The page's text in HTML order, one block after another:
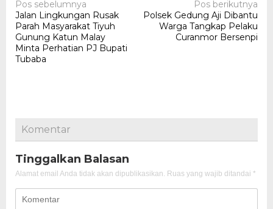
Navigasi
pos
Pos sebelumnya
Jalan Lingkungan Rusak
Parah Masyarakat Tiyuh
Gunung Katun Malay
Minta Perhatian PJ Bupati
Tubaba
Pos berikutnya
Polsek Gedung Aji Dibantu
Warga Tangkap Pelaku
Curanmor Bersenpi
Komentar
Tinggalkan Balasan
Alamat email Anda tidak akan dipublikasikan. Ruas yang wajib ditandai *